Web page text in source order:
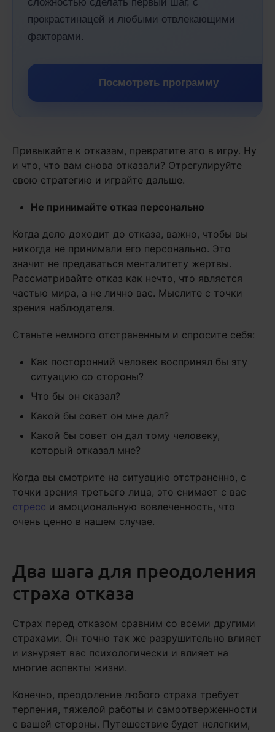
прокрастинацей и любыми отвлекающими
факторами.
Посмотреть программу
Привыкайте к отказам, превратите это в игру. Ну
и что, что вам снова отказали? Отрегулируйте
свою стратегию и играйте дальше.
Не принимайте отказ персонально
Когда дело доходит до отказа, важно, чтобы вы
никогда не принимали его персонально. Это
значит не предаваться менталитету жертвы.
Рассматривайте отказ как нечто, что является
частью мира, а не лично вас. Мыслите с точки
зрения наблюдателя.
Станьте немного отстраненным и спросите себя:
Как посторонний человек воспринял бы эту
ситуацию со стороны?
Что бы он сказал?
Какой бы совет он мне дал?
Какой бы совет он дал тому человеку,
который отказал мне?
Когда вы смотрите на ситуацию отстраненно, с
точки зрения третьего лица, это снимает с вас
стресс и эмоциональную вовлеченность, что
очень ценно в нашем случае.
Два шага для преодоления
страха отказа
Страх перед отказом сравним со всеми другими
страхами. Он точно так же разрушительно влияет
и изнуряет вас психологически и влияет на
многие аспекты жизни.
Конечно, преодоление любого страха требует
терпения, тяжелой работы и самоотверженности
с вашей стороны. Путешествие будет нелегким,